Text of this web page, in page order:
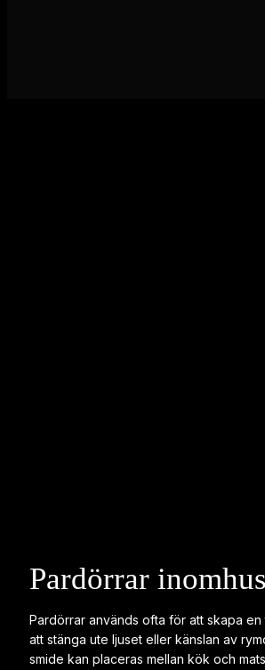
Pardörrar inomhus
Pardörrar används ofta för att skapa
att stänga ute ljuset eller känslan av
smide kan placeras mellan kök och